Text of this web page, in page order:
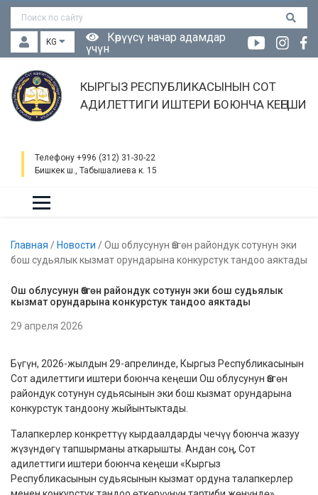
KG
Көрүүсү начар адамдар
үчүн
КЫРГЫЗ РЕСПУБЛИКАСЫНЫН СОТ
АДИЛЕТТИГИ ИШТЕРИ БОЮНЧА КЕҢЕШИ
Телефону +996 (312) 31-30-22
Бишкек ш., Табышалиева к. 15
Главная / Новости /Ош облусунун Өзгөн райондук сотунун эки
бош судьялык кызмат орундарына конкурстук тандоо аяктады
Ош облусунун Өзгөн райондук сотунун эки бош судьялык
кызмат орундарына конкурстук тандоо аяктады
29 апреля 2026
Бүгүн, 2026-жылдын 29-апрелинде, Кыргыз Республикасынын
Сот адилеттиги иштери боюнча кеңеши Ош облусунун Өзгөн
райондук сотунун судьясынын эки бош кызмат орундарына
конкурстук тандоону жыйынтыктады.
Талапкерлер конкреттүү кырдаалдарды чечүү боюнча жазуу
жүзүндөгү тапшырманы аткарышты. Андан соң, Сот
адилеттиги иштери боюнча кеңеши «Кыргыз
Республикасынын судьясынын кызмат ордуна талапкерлер